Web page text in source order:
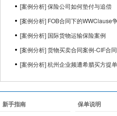
[案例分析]保险公司如何垫付与追偿
[案例分析] FOB合同下的WWClause
[案例分析] 国际货物运输保险案例
[案例分析]货物买卖合同案例-CIF合
[案例分析]杭州企业频遭希腊买方提
新手指南 保单说明